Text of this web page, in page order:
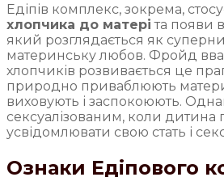
Едіпів комплекс, зокрема,
хлопчика до матері та появи
який розглядається як
материнську любов. Фройд
хлопчиків розвивається це
природно приваблюють
виховують і заспокоюють.
сексуалізованим, коли дитина
усвідомлювати свою стать і
Ознаки Едіпового